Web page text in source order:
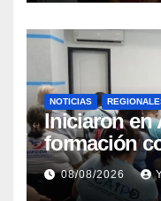
NOTICIAS
Iniciaron en
formación
atención a
discapacidad
08/08/2026